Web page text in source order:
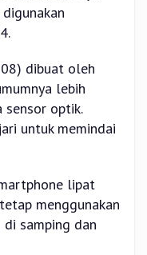
dibuat oleh
lebih
sensor optik.
untuk memindai
lipat
menggunakan
samping dan